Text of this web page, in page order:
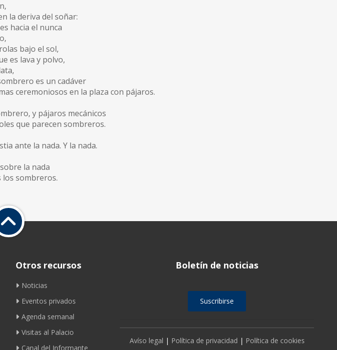
la deriva del soñar:
hacia el nunca
bajo el sol,
es lava y polvo,
es un cadáver
ceremoniosos en la plaza con pájaros.
y pájaros mecánicos
que parecen sombreros.
ante la nada. Y la nada.
la nada
sombreros.
Otros recursos
Noticias
Eventos privados
Agenda semanal
Visitas al Palacio
Canal del Informante
Boletín de noticias
Suscribirse
Avíso legal | Política de privacidad | Política de cookies